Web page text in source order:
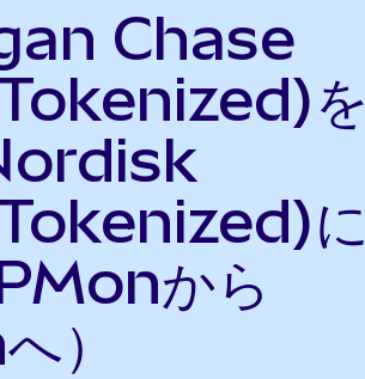
Chase
を
に
から
）